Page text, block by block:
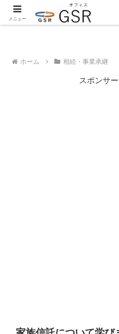
沖縄の社労士・行政書士・1級FP技能士
ホーム 相続・事業承継
スポンサ
メニュー